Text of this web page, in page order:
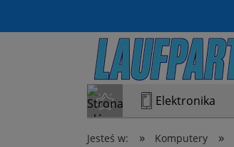
Elektronika
Jesteś w: » Komputery »